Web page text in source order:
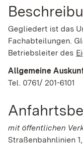
Gegliedert ist das
Fachabteilungen.
Betriebsleiter des
Allgemeine
Tel. 0761/ 201-6101
mit öffentlichen
Straßenbahnlinien